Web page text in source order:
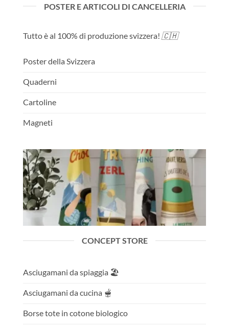
POSTER E ARTICOLI DI CANCELLERIA
Tutto è al 100% di produzione svizzera! 🇨🇭
Poster della Svizzera
Quaderni
Cartoline
Magneti
CONCEPT STORE
Asciugamani da spiaggia 🏖️
Asciugamani da cucina 🫕
Borse tote in cotone biologico